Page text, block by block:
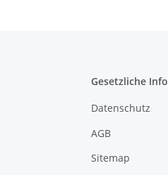
Gesetzliche
Datenschutz
AGB
Sitemap